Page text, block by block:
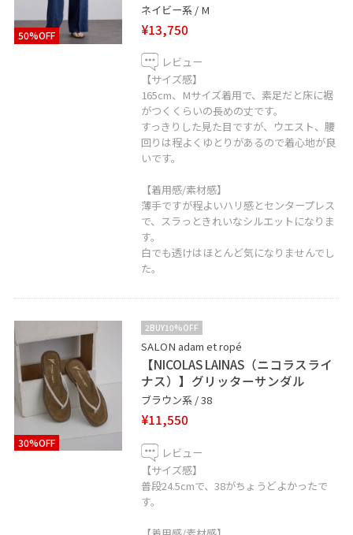
50%OFF
ネイビー系 / M
¥13,750
レビュー
【サイズ感】
165cm、Mサイズ着用で、素足だと床に裾
がつくくらいの長めの丈です。
すっきりした見た目ですが、ウエスト、腰
回りは程よくゆとりがあるので着心地が良
いです。
【着用感/素材感】
薄手ですが程よいハリ感とセンタープレス
で、スラっときれいなシルエットになりま
す。
白でも透けはほとんど気になりませんでし
た。
30%OFF
2BUY10%OFF
SALON adam et ropé
【NICOLAS LAINAS（ニコラスライ
ナス）】グリッターサンダル
ブラウン系 / 38
¥11,550
レビュー
【サイズ感】
普段24.5cmで、38がちょうどよかったで
す。